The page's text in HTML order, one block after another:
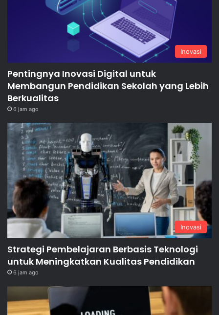
Inovasi
Pentingnya Inovasi Digital untuk
Membangun Pendidikan Sekolah yang Lebih
Berkualitas
6 jam ago
Inovasi
Strategi Pembelajaran Berbasis Teknologi
untuk Meningkatkan Kualitas Pendidikan
6 jam ago